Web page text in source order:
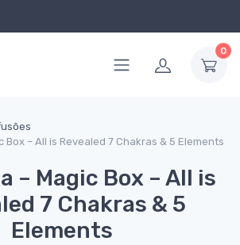
0
Box – All is Revealed 7 Chakras & 5 Elements
– Magic Box – All is
7 Chakras & 5
Elements